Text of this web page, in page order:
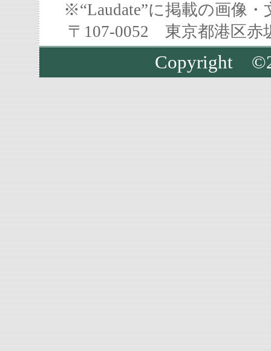
※“Laudate”に掲載の画像
〒107-0052 東京都港区
Copyright